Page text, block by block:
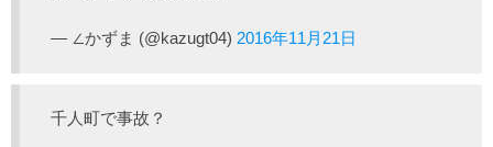
— ∠かずま (@kazugt04) 2016年11月21日
千人町で事故？